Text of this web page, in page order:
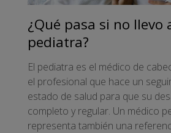
¿Qué pasa si no llevo
pediatra?
El pediatra es el médico de
el profesional que hace un
estado de salud para que su
completo y regular. Un médico
representa también una